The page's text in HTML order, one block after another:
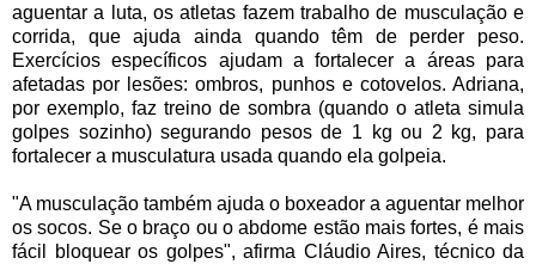
aguentar a luta, os atletas fazem trabalho de musculação e
corrida, que ajuda ainda quando têm de perder peso.
Exercícios específicos ajudam a fortalecer a áreas para
afetadas por lesões: ombros, punhos e cotovelos. Adriana,
por exemplo, faz treino de sombra (quando o atleta simula
golpes sozinho) segurando pesos de 1 kg ou 2 kg, para
fortalecer a musculatura usada quando ela golpeia.
"A musculação também ajuda o boxeador a aguentar melhor
os socos. Se o braço ou o abdome estão mais fortes, é mais
fácil bloquear os golpes", afirma Cláudio Aires, técnico da